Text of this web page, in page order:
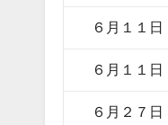
６月１１日
６月１１日
６月２７日